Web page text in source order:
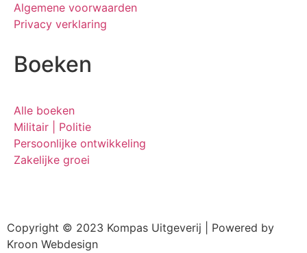
Algemene voorwaarden
Privacy verklaring
Boeken
Alle boeken
Militair | Politie
Persoonlijke ontwikkeling
Zakelijke groei
Copyright © 2023 Kompas Uitgeverij | Powered by
Kroon Webdesign